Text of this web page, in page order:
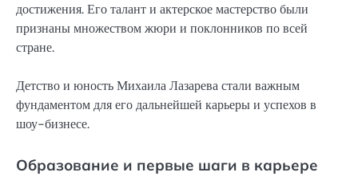
достижения. Его талант и актерское мастерство были
признаны множеством жюри и поклонников по всей
стране.
Детство и юность Михаила Лазарева стали важным
фундаментом для его дальнейшей карьеры и успехов в
шоу-бизнесе.
Образование и первые шаги в карьере